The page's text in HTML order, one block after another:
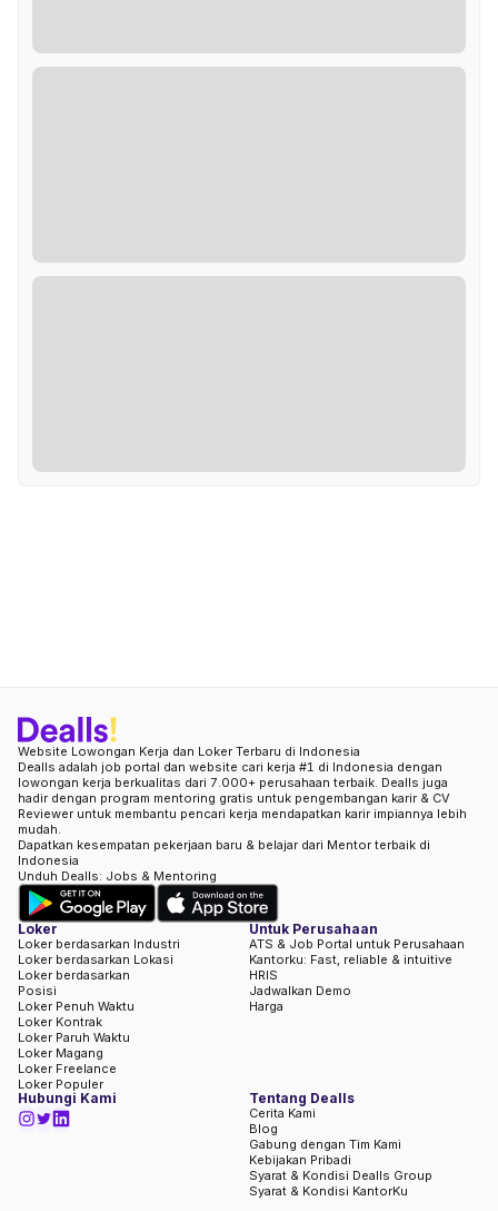
Website Lowongan Kerja dan Loker Terbaru di Indonesia
Dealls adalah job portal dan website cari kerja #1 di Indonesia dengan
lowongan kerja berkualitas dari 7.000+ perusahaan terbaik. Dealls juga
hadir dengan program mentoring gratis untuk pengembangan karir & CV
Reviewer untuk membantu pencari kerja mendapatkan karir impiannya lebih
mudah.
Dapatkan kesempatan pekerjaan baru & belajar dari Mentor terbaik di
Indonesia
Unduh Dealls: Jobs & Mentoring
Loker
Loker berdasarkan Industri
Loker berdasarkan Lokasi
Loker berdasarkan
Posisi
Loker Penuh Waktu
Loker Kontrak
Loker Paruh Waktu
Loker Magang
Loker Freelance
Loker Populer
Untuk Perusahaan
ATS & Job Portal untuk Perusahaan
Kantorku: Fast, reliable & intuitive
HRIS
Jadwalkan Demo
Harga
Hubungi Kami Tentang Dealls
Cerita Kami
Blog
Gabung dengan Tim Kami
Kebijakan Pribadi
Syarat & Kondisi Dealls Group
Syarat & Kondisi KantorKu